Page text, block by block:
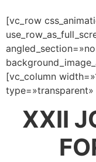
[vc_row
[vc_column
XXII